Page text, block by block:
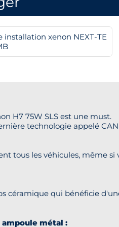
installation xenon NEXT-TE
H7 75W SLS est une must.
technologie appelé
tous les véhicules, même si
céramique qui bénéficie
ampoule métal :